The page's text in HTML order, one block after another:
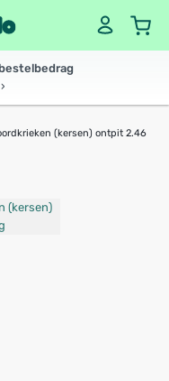
(kersen) ontpit 2.46 kg